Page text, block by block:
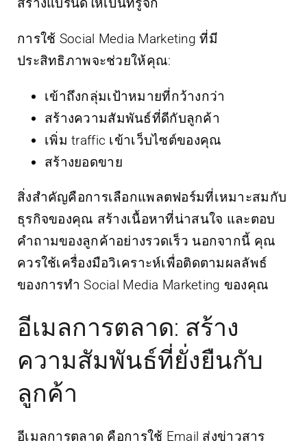
การใช้ Social Media Marketing ที่มี
ประสิทธิภาพจะช่วยให้คุณ:
เข้าถึงกลุ่มเป้าหมายที่กว้างกว่า
สร้างความสัมพันธ์ที่ดีกับลูกค้า
เพิ่ม traffic เข้าเว็บไซต์ของคุณ
สร้างยอดขาย
สิ่งสำคัญคือการเลือกแพลตฟอร์มที่เหมาะสมกับ
ธุรกิจของคุณ สร้างเนื้อหาที่น่าสนใจ และตอบ
คำถามของลูกค้าอย่างรวดเร็ว นอกจากนี้ คุณ
ควรใช้เครื่องมือวิเคราะห์เพื่อติดตามผลลัพธ์
ของการทำ Social Media Marketing ของคุณ
อีเมลการตลาด: สร้าง
ความสัมพันธ์ที่ยั่งยืนกับ
ลูกค้า
อีเมลการตลาด คือการใช้ Email ส่งข่าวสาร